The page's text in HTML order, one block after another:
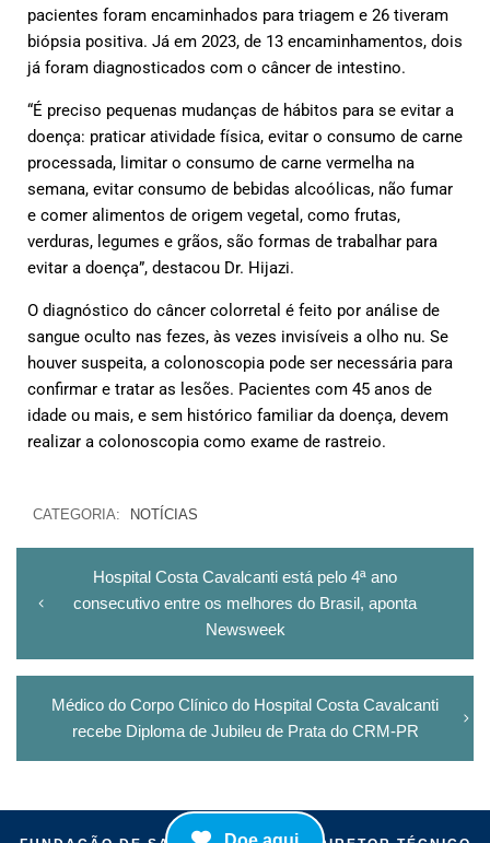
pacientes foram encaminhados para triagem e 26 tiveram
biópsia positiva. Já em 2023, de 13 encaminhamentos, dois
já foram diagnosticados com o câncer de intestino.
“É preciso pequenas mudanças de hábitos para se evitar a
doença: praticar atividade física, evitar o consumo de carne
processada, limitar o consumo de carne vermelha na
semana, evitar consumo de bebidas alcoólicas, não fumar
e comer alimentos de origem vegetal, como frutas,
verduras, legumes e grãos, são formas de trabalhar para
evitar a doença”, destacou Dr. Hijazi.
O diagnóstico do câncer colorretal é feito por análise de
sangue oculto nas fezes, às vezes invisíveis a olho nu. Se
houver suspeita, a colonoscopia pode ser necessária para
confirmar e tratar as lesões. Pacientes com 45 anos de
idade ou mais, e sem histórico familiar da doença, devem
realizar a colonoscopia como exame de rastreio.
CATEGORIA: NOTÍCIAS
Hospital Costa Cavalcanti está pelo 4ª ano
consecutivo entre os melhores do Brasil, aponta
Newsweek
Médico do Corpo Clínico do Hospital Costa Cavalcanti
recebe Diploma de Jubileu de Prata do CRM-PR